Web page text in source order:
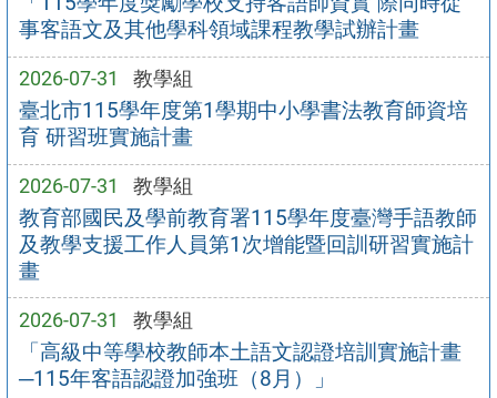
事客語文及其他學科領域課程教學試辦計畫
2026-07-31 教學組
臺北市115學年度第1學期中小學書法教育師資培
育 研習班實施計畫
2026-07-31 教學組
教育部國民及學前教育署115學年度臺灣手語教師
及教學支援工作人員第1次增能暨回訓研習實施計
畫
2026-07-31 教學組
「高級中等學校教師本土語文認證培訓實施計畫
─115年客語認證加強班（8月）」